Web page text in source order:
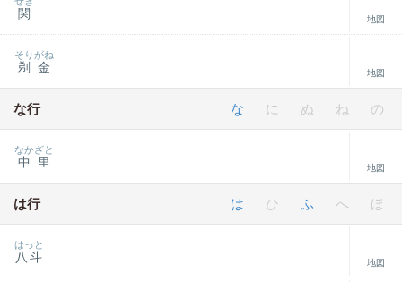
関 地図
剃金
そりがね
地図
な行 な に ぬ ね の
中里
なかざと
地図
は行 は ひ ふ へ ほ
八斗
はっと
地図